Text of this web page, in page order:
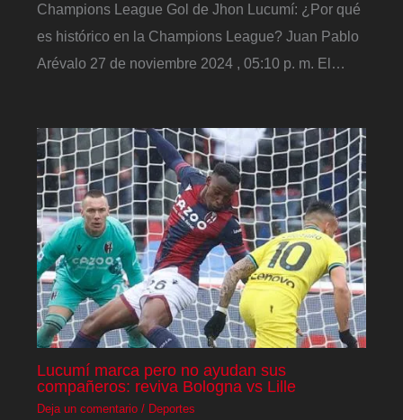
Champions League Gol de Jhon Lucumí: ¿Por qué
es histórico en la Champions League? Juan Pablo
Arévalo 27 de noviembre 2024 , 05:10 p. m. El…
Lucumí marca pero no ayudan sus
compañeros: reviva Bologna vs Lille
Deja un comentario / Deportes